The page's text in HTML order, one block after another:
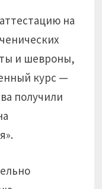
на
и шевроны,
курс —
получили